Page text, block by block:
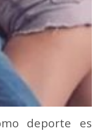
deporte es